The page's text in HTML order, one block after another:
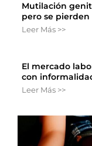
Mutilación
pero se pierden
Leer Más >>
El mercado
con
Leer Más >>